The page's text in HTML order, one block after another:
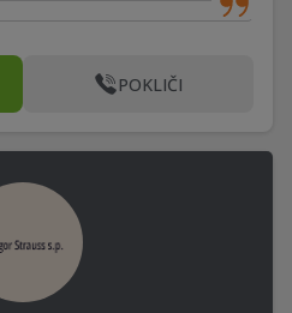
POKLIČI